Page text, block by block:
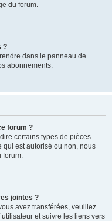
du forum.
?
dans le panneau de
abonnements.
forum ?
certains types de pièces
qui est autorisé ou non, nous
forum.
jointes ?
avez transférées, veuillez
et suivre les liens vers